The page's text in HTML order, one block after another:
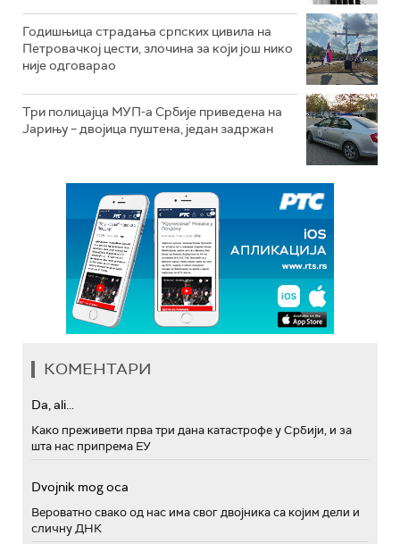
Годишњица страдања српских цивила на
Петровачкој цести, злочина за који још нико
није одговарао
Три полицајца МУП-а Србије приведена на
Јарињу – двојица пуштена, један задржан
КОМЕНТАРИ
Da, ali...
Како преживети прва три дана катастрофе у Србији, и за
шта нас припрема ЕУ
Dvojnik mog oca
Вероватно свако од нас има свог двојника са којим дели и
сличну ДНК